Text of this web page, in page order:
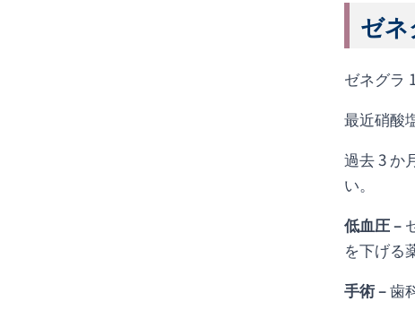
ゼ
ゼネグラ
最近硝酸
過去 3 か
い。
低血圧 –
を下げる
手術 –歯